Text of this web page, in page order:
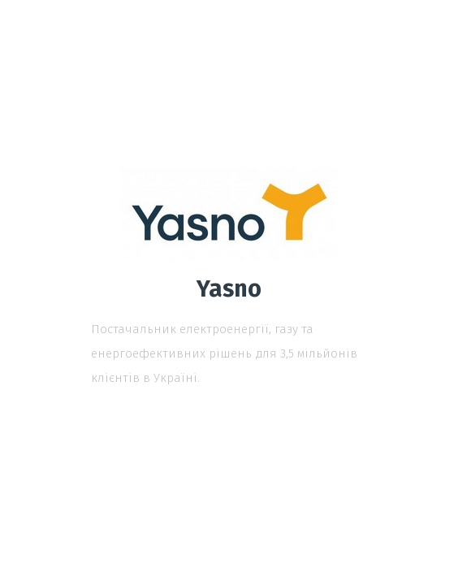
Yasno
Постачальник електроенергії, газу та
енергоефективних рішень для 3,5 мільйонів
клієнтів в Україні.